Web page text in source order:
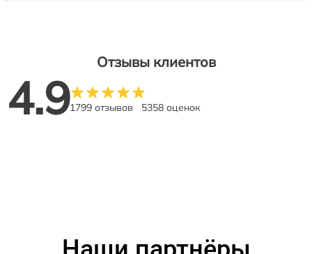
Отзывы клиентов
4.91799 отзывов 5358 оценок